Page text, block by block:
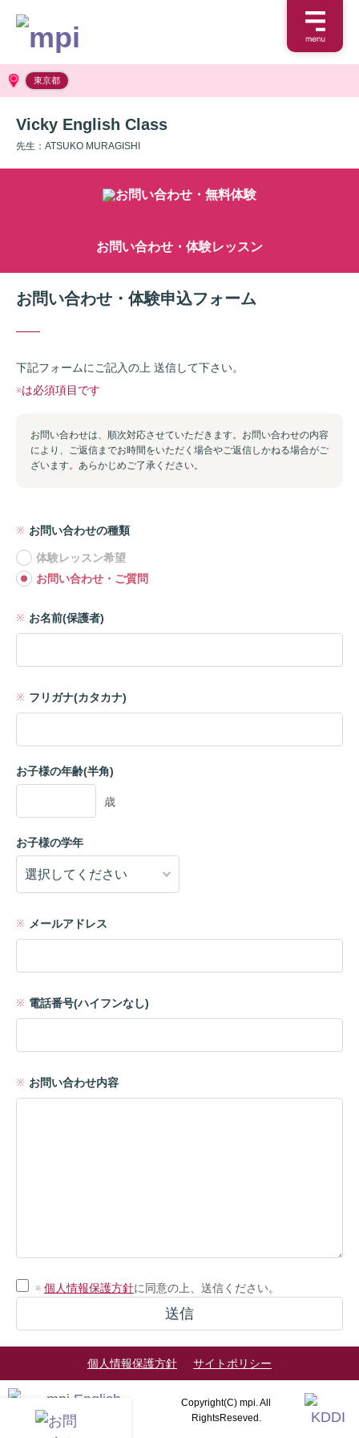
東京都
Vicky English Class
先生：ATSUKO MURAGISHI
お問い合わせ・体験レッスン
お問い合わせ・体験申込フォーム
下記フォームにご記入の上 送信して下さい。
※は必須項目です
お問い合わせは、順次対応させていただきます。お問い合わせの内容
により、ご返信までお時間をいただく場合やご返信しかねる場合がご
ざいます。あらかじめご了承ください。
お問い合わせの種類
体験レッスン希望
お問い合わせ・ご質問
お名前(保護者)
フリガナ(カタカナ)
お子様の年齢(半角)
歳
お子様の学年
メールアドレス
電話番号(ハイフンなし)
お問い合わせ内容
※ 個人情報保護方針に同意の上、送信ください。
個人情報保護方針 サイトポリシー
Copyright(C) mpi. All
RightsReseved.